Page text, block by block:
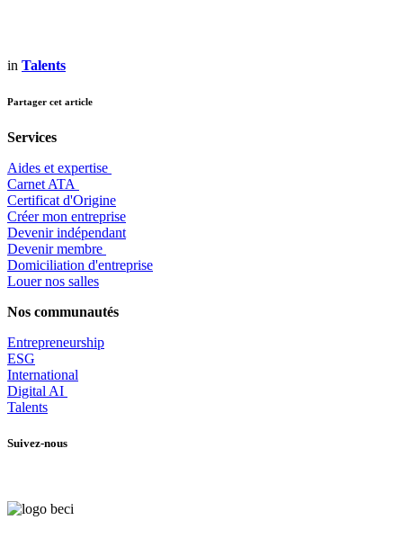
in Talents
Partager cet article
Services
Aides et expertise
​Carnet ATA
Certificat d'Origine
Créer mon entreprise
Devenir indépendant
Devenir membre
​Domiciliation d'entreprise
Louer nos salles
Nos communautés
Entrepreneurship
ESG
International
Digital AI
Talents
Suivez-nous